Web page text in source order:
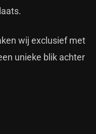
wij exclusief met
unieke blik achter